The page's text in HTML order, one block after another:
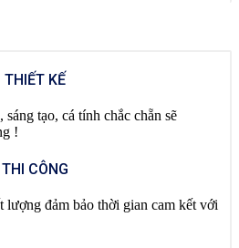
THIẾT KẾ
tạo, cá tính chắc chẵn sẽ
!
THI CÔNG
lượng đảm bảo thời gian cam kết với